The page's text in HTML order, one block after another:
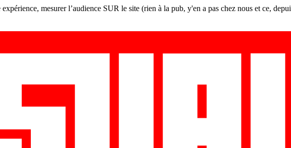
mesurer l’audience SUR le site (rien à la pub, y'en a pas chez nous et ce,